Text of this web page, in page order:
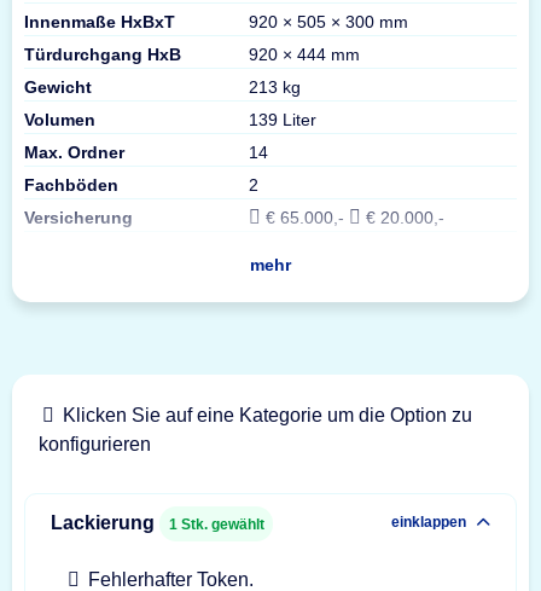
Innenmaße HxBxT
920 × 505 × 300 mm
Türdurchgang HxB
920 × 444 mm
Gewicht
213 kg
Volumen
139 Liter
Max. Ordner
14
Fachböden
2
Versicherung
€ 65.000,- € 20.000,-
mehr
Klicken Sie auf eine Kategorie um die Option zu
konfigurieren
Lackierung 1 Stk. gewählt einklappen
Fehlerhafter Token.